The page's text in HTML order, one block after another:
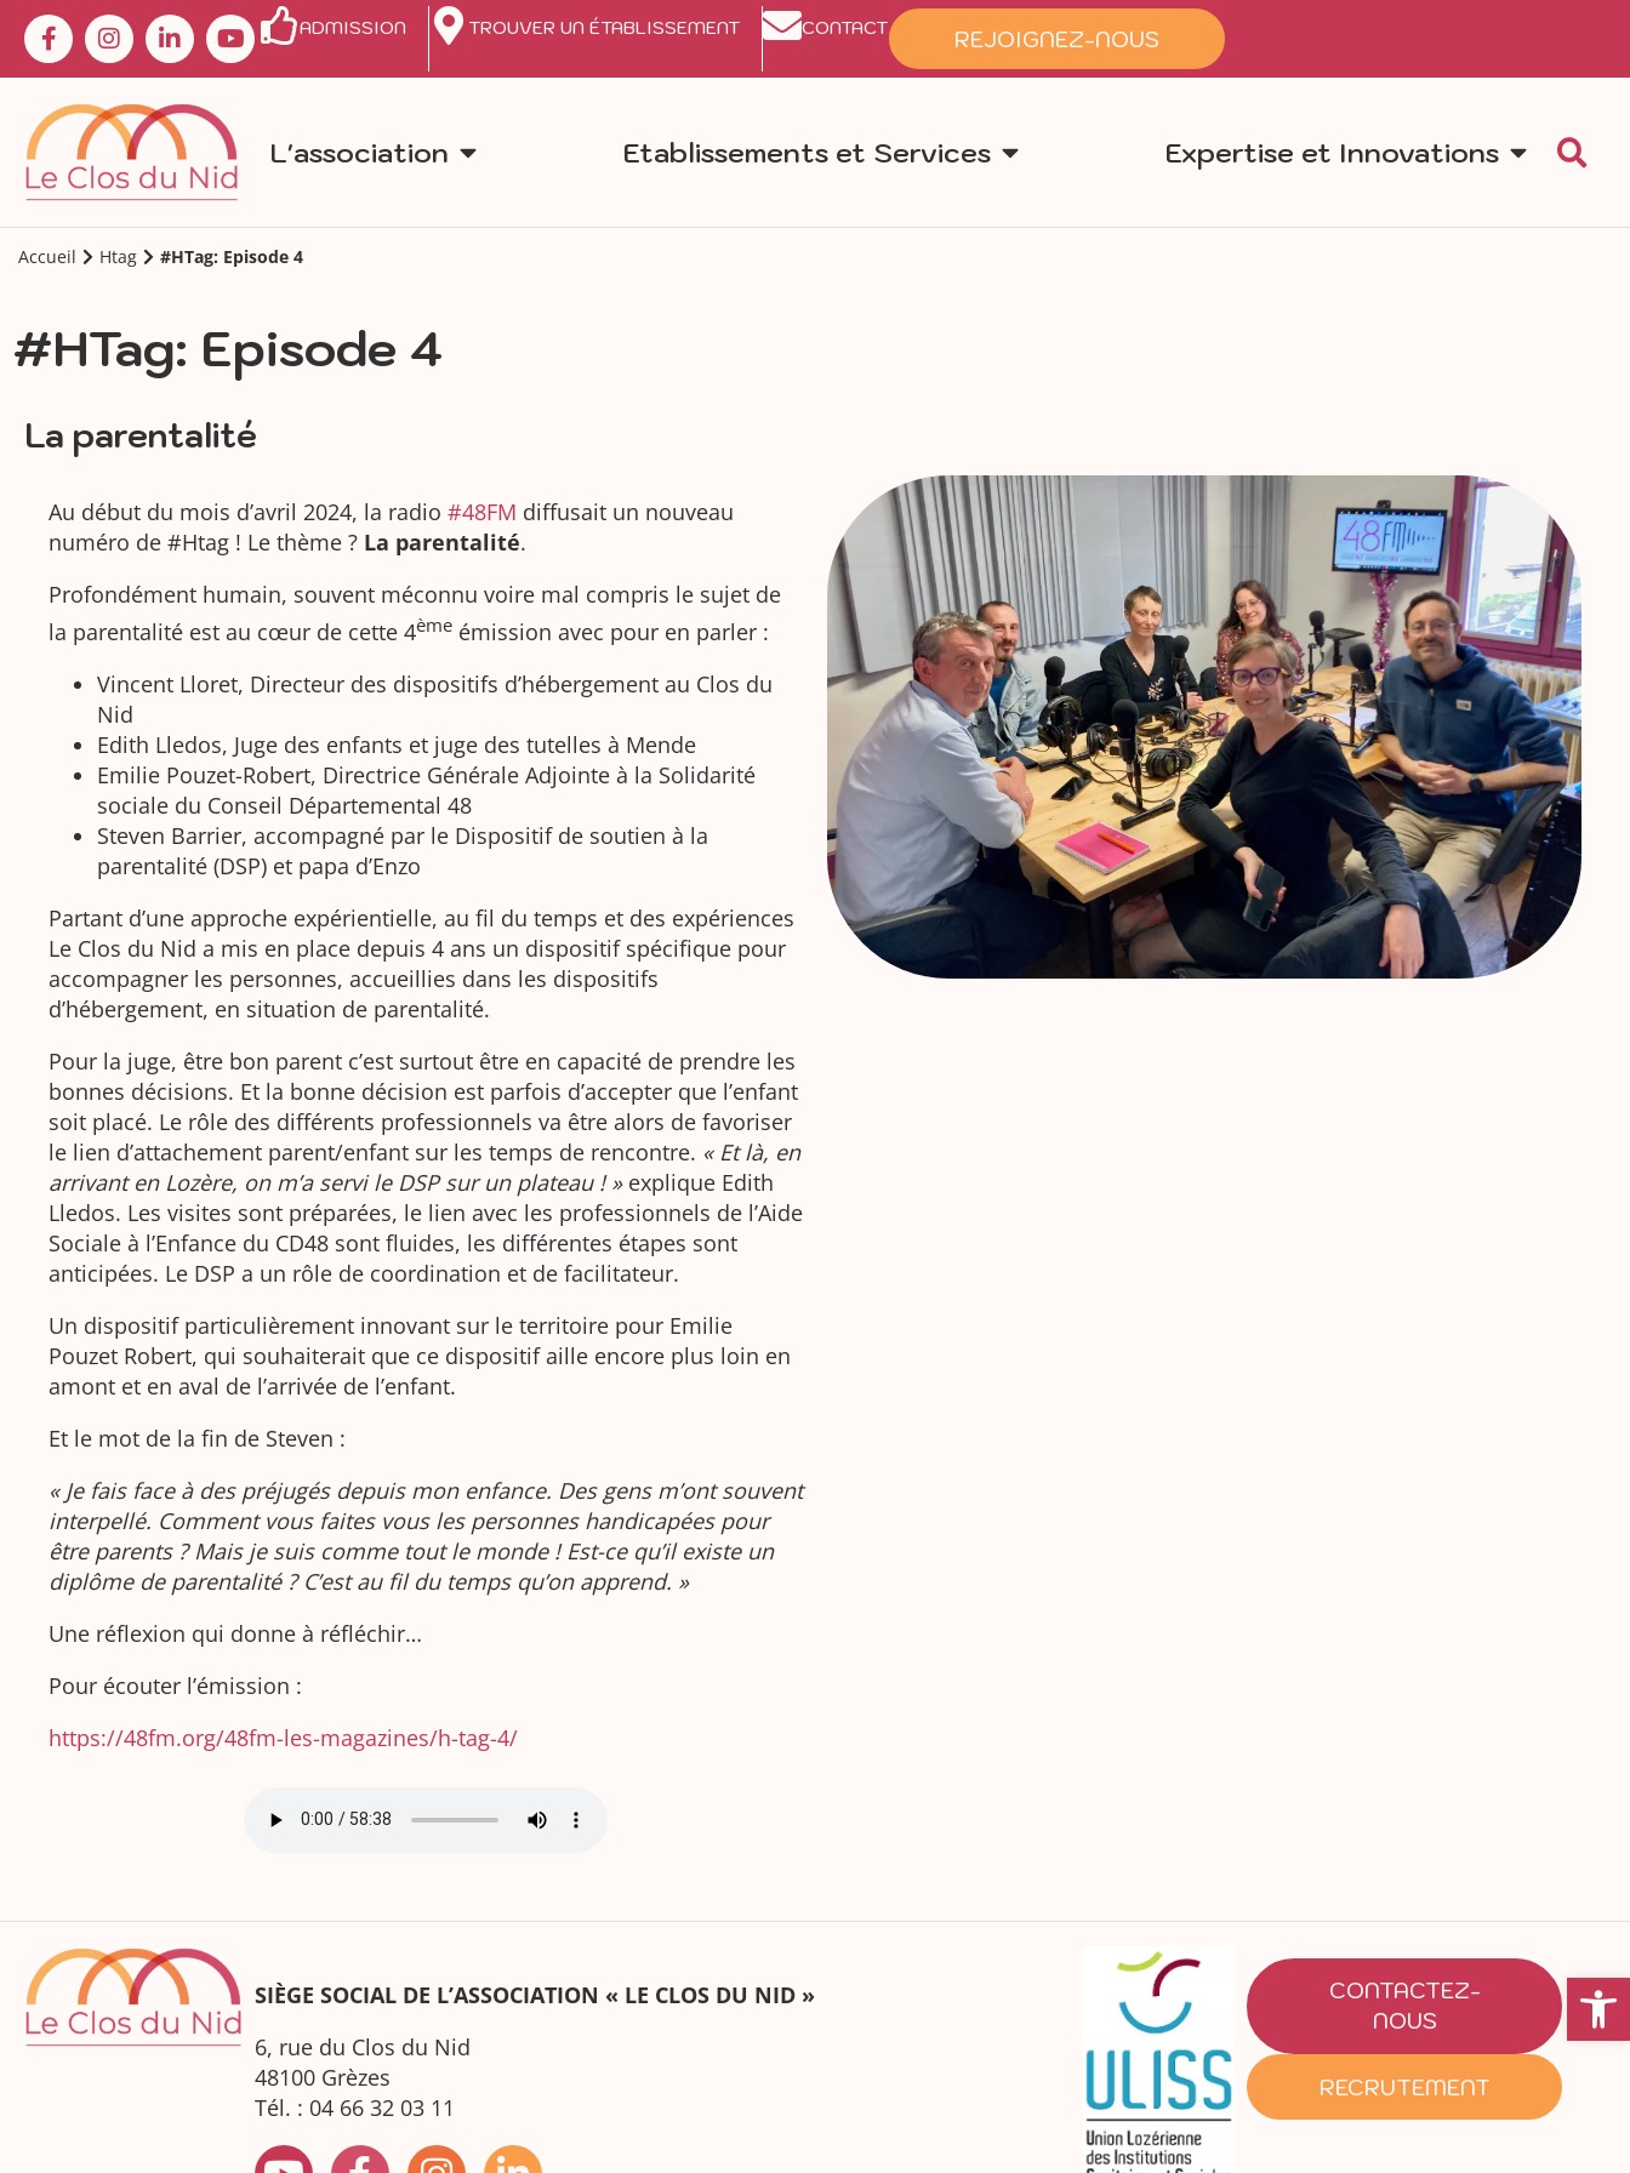
Ouvrir
ADMISSION TROUVER UN ÉTABLISSEMENT CONTACT REJOIGNEZ-NOUS
L'association Etablissements et Services Expertise et Innovations
Accueil Htag #HTag: Episode 4
#HTag: Episode 4
La parentalité
Au début du mois d’avril 2024, la radio #48FM diffusait un nouveau
numéro de #Htag ! Le thème ? La parentalité.
Profondément humain, souvent méconnu voire mal compris le sujet de
la parentalité est au cœur de cette 4ème émission avec pour en parler :
Vincent Lloret, Directeur des dispositifs d’hébergement au Clos du
Nid
Edith Lledos, Juge des enfants et juge des tutelles à Mende
Emilie Pouzet-Robert, Directrice Générale Adjointe à la Solidarité
sociale du Conseil Départemental 48
Steven Barrier, accompagné par le Dispositif de soutien à la
parentalité (DSP) et papa d’Enzo
Partant d’une approche expérientielle, au fil du temps et des expériences
Le Clos du Nid a mis en place depuis 4 ans un dispositif spécifique pour
accompagner les personnes, accueillies dans les dispositifs
d’hébergement, en situation de parentalité.
Pour la juge, être bon parent c’est surtout être en capacité de prendre les
bonnes décisions. Et la bonne décision est parfois d’accepter que l’enfant
soit placé. Le rôle des différents professionnels va être alors de favoriser
le lien d’attachement parent/enfant sur les temps de rencontre. « Et là, en
arrivant en Lozère, on m’a servi le DSP sur un plateau ! »explique Edith
Lledos. Les visites sont préparées, le lien avec les professionnels de l’Aide
Sociale à l’Enfance du CD48 sont fluides, les différentes étapes sont
anticipées. Le DSP a un rôle de coordination et de facilitateur.
Un dispositif particulièrement innovant sur le territoire pour Emilie
Pouzet Robert, qui souhaiterait que ce dispositif aille encore plus loin en
amont et en aval de l’arrivée de l’enfant.
Et le mot de la fin de Steven :
« Je fais face à des préjugés depuis mon enfance. Des gens m’ont souvent
interpellé. Comment vous faites vous les personnes handicapées pour
être parents ? Mais je suis comme tout le monde ! Est-ce qu’il existe un
diplôme de parentalité ? C’est au fil du temps qu’on apprend. »
Une réflexion qui donne à réfléchir…
Pour écouter l’émission :
https://48fm.org/48fm-les-magazines/h-tag-4/
SIÈGE SOCIAL DE L’ASSOCIATION « LE CLOS DU NID »
6, rue du Clos du Nid
48100 Grèzes
Tél. : 04 66 32 03 11
CONTACTEZ-
NOUS
RECRUTEMENT